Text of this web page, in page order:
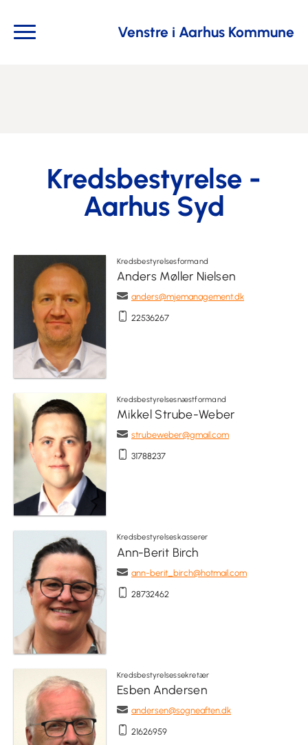
Venstre i Aarhus Kommune
Kredsbestyrelse -
Aarhus Syd
Kredsbestyrelsesformand
Anders Møller Nielsen
anders@mjemanagement.dk
22536267
Kredsbestyrelsesnæstformand
Mikkel Strube-Weber
strubeweber@gmail.com
31788237
Kredsbestyrelseskasserer
Ann-Berit Birch
ann-berit_birch@hotmail.com
28732462
Kredsbestyrelsessekretær
Esben Andersen
andersen@sogneaften.dk
21626959